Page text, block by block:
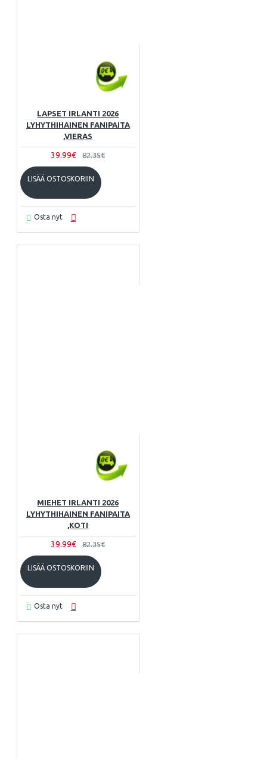
LAPSET IRLANTI 2026
LYHYTHIHAINEN FANIPAITA
,VIERAS
39.99€ 82.35€
LISÄÄ OSTOSKORIIN
Osta nyt
MIEHET IRLANTI 2026
LYHYTHIHAINEN FANIPAITA
,KOTI
39.99€ 82.35€
LISÄÄ OSTOSKORIIN
Osta nyt